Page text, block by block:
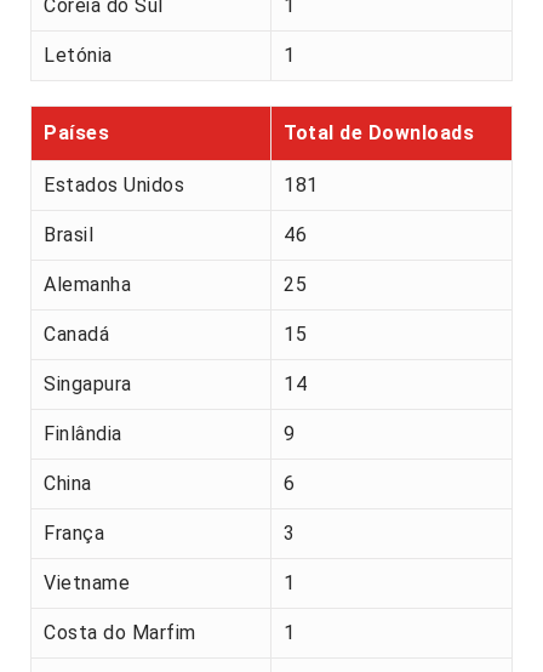
Coreia do Sul 1
Letónia 1
Países Total de Downloads
Estados Unidos 181
Brasil 46
Alemanha 25
Canadá 15
Singapura 14
Finlândia 9
China 6
França 3
Vietname 1
Costa do Marfim 1